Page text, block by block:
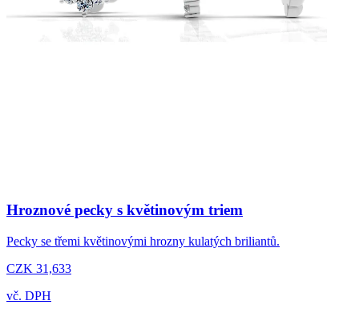
Hroznové pecky s květinovým triem
Pecky se třemi květinovými hrozny kulatých briliantů.
CZK 31,633
vč. DPH